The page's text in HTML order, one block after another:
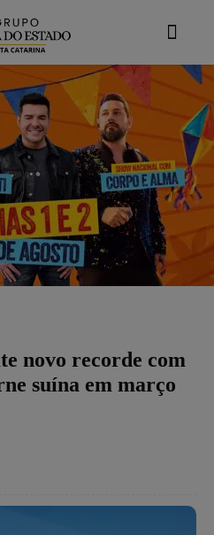
novo recorde com
suína em março